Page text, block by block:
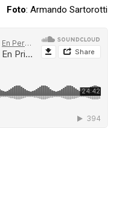
Foto: Armando Sartorotti